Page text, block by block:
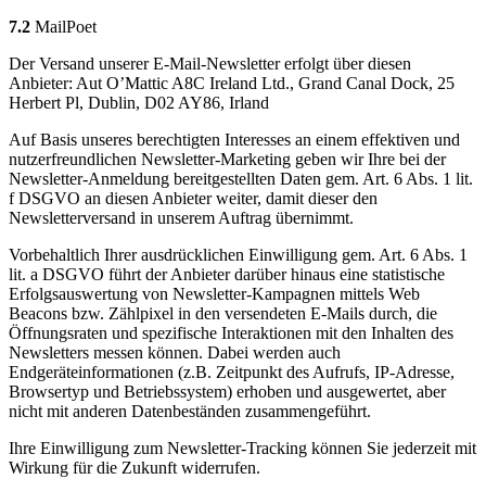
7.2 MailPoet
Der Versand unserer E-Mail-Newsletter erfolgt über diesen
Anbieter: Aut O’Mattic A8C Ireland Ltd., Grand Canal Dock, 25
Herbert Pl, Dublin, D02 AY86, Irland
Auf Basis unseres berechtigten Interesses an einem effektiven und
nutzerfreundlichen Newsletter-Marketing geben wir Ihre bei der
Newsletter-Anmeldung bereitgestellten Daten gem. Art. 6 Abs. 1 lit.
f DSGVO an diesen Anbieter weiter, damit dieser den
Newsletterversand in unserem Auftrag übernimmt.
Vorbehaltlich Ihrer ausdrücklichen Einwilligung gem. Art. 6 Abs. 1
lit. a DSGVO führt der Anbieter darüber hinaus eine statistische
Erfolgsauswertung von Newsletter-Kampagnen mittels Web
Beacons bzw. Zählpixel in den versendeten E-Mails durch, die
Öffnungsraten und spezifische Interaktionen mit den Inhalten des
Newsletters messen können. Dabei werden auch
Endgeräteinformationen (z.B. Zeitpunkt des Aufrufs, IP-Adresse,
Browsertyp und Betriebssystem) erhoben und ausgewertet, aber
nicht mit anderen Datenbeständen zusammengeführt.
Ihre Einwilligung zum Newsletter-Tracking können Sie jederzeit mit
Wirkung für die Zukunft widerrufen.